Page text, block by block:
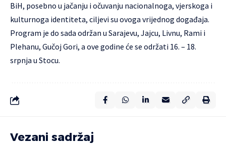
BiH, posebno u jačanju i očuvanju nacionalnoga, vjerskoga i
kulturnoga identiteta, ciljevi su ovoga vrijednog događaja.
Program je do sada održan u Sarajevu, Jajcu, Livnu, Rami i
Plehanu, Gučoj Gori, a ove godine će se održati 16. – 18.
srpnja u Stocu.
Vezani sadržaj